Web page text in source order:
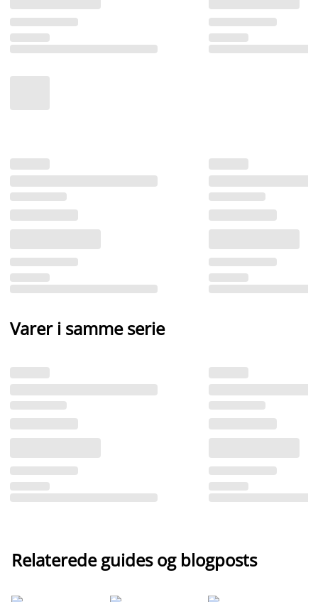
Varer i samme serie
Relaterede guides og blogposts